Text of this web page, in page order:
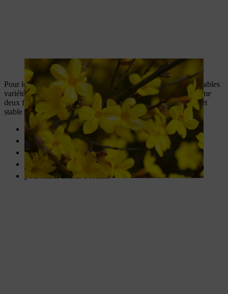
Le jasmin d’hiver donne des fleurs jaune vif.
Pour les rosiers grimpants, vous avez le choix entre d’innombrables
variétés et couleurs de fleurs. Certaines variétés fleurissent même
deux fois par an. Les lianes grappinantes nécessitent un support
stable et doivent en plus être bien attachées.
Lianes grappinantes
jusqu’à 5 m de haut
Emplacement : ensoleillé à mi-ombragé
Protection hivernale nécessaire
pour murs, arches à rosiers